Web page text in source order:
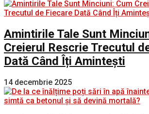
Amintirile Tale Sunt
Creierul Rescrie Trecutul
Dată Când Îți Amintești
14 decembrie 2025